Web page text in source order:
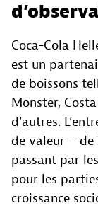
Coca-Cola
est un
de boissons
Monster,
d’autres.
de valeur –
passant par
pour les
croissance